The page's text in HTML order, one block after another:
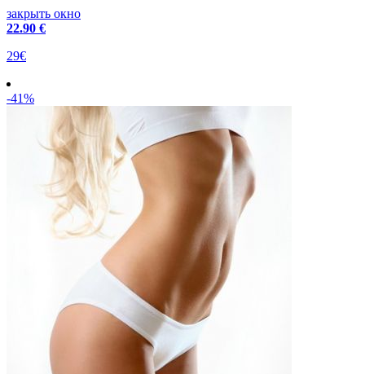
закрыть окно
22.90 €
29€
-41%